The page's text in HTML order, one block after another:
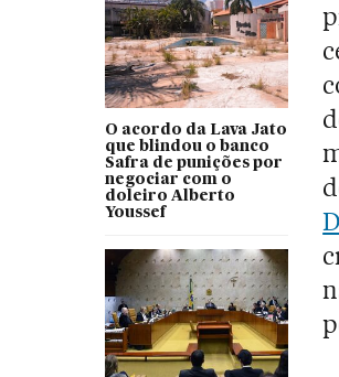
O acordo da Lava Jato
que blindou o banco
Safra de punições por
negociar com o
doleiro Alberto
Youssef